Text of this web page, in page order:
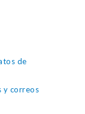
de
y correos